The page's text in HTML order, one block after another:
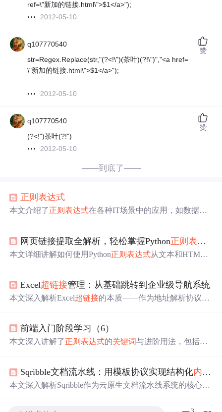
ref=\"新加的链接.html\">$1</a>");
2012-05-10
q107770540
str=Regex.Replace(str,"(?<!\")(茶叶)(?!\")","<a href=
\"新加的链接.html\">$1</a>");
2012-05-10
赞
q107770540
(?<!")茶叶(?!")
2012-05-10
赞
——到底了——
正则表达式
本文介绍了正则表达式在各种IT场景中的应用，如数据验
求
，如验证账号格式、提取链接等。,
网页链接提取全解析，轻松掌握Python正则表达式
本文详细讲解如何使用Python正则表达式从文本和HTML
升链接提取的准确性和效率。
Excel超链接管理：从基础跳转到企业级导航系统
本文深入解析Excel超链接的本质——作为地址解析协议的
驱动在批量管理、动态更新和VBA集成中的核心优势；系
统阐述企业级链接管理体系构建方法，包括五类典型场景
点。
前端入门阶段学习（6）
本文深入讲解了正则表达式的关键词与进阶用法，包括预
Sqribble文档流水线：用模板协议实现结构化内容
本文深入解析Sqribble作为云原生文档流水线系统的核心机